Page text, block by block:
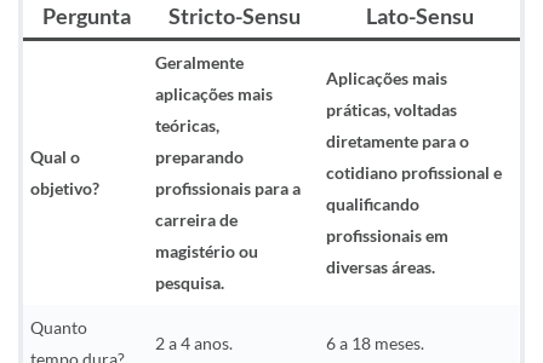
Pergunta Stricto-Sensu Lato-Sensu
Qual o
objetivo?
Geralmente
aplicações mais
teóricas,
preparando
profissionais para a
carreira de
magistério ou
pesquisa.
Aplicações mais
práticas, voltadas
diretamente para o
cotidiano profissional e
qualificando
profissionais em
diversas áreas.
Quanto
2 a 4 anos. 6 a 18 meses.